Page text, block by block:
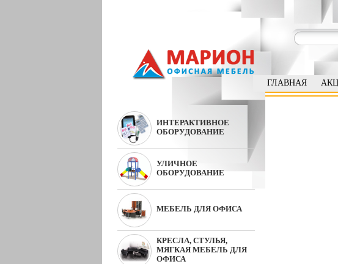
ГЛАВНАЯ
ИНТЕРАКТИВНОЕ
ОБОРУДОВАНИЕ
УЛИЧНОЕ
ОБОРУДОВАНИЕ
МЕБЕЛЬ ДЛЯ ОФИСА
КРЕСЛА, СТУЛЬЯ,
МЯГКАЯ МЕБЕЛЬ ДЛЯ
ОФИСА